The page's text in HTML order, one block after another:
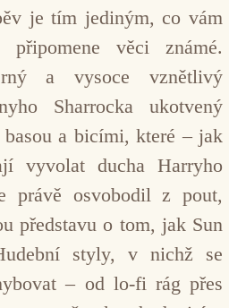
je tím jediným, co vám
věci známé.
a vysoce vznětlivý
Sharrocka ukotvený
a bicími, které – jak
vyvolat ducha Harryho
právě osvobodil z pout,
představu o tom, jak Sun
styly, v nichž se
– od lo-fi rág přes